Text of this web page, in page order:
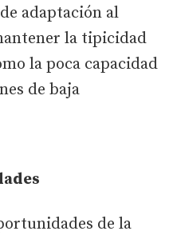
adaptación al
la tipicidad
la poca capacidad
de baja
de la